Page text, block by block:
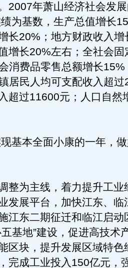
2007年萧山经济社会发
为基数，生产总值增长
长20%；地方财政收入
增长20%左右；全社会
消费品零售总额增长
居民人均可支配收入超
超过11600元；人口自然
本全面小康的一年，做
主线，着力提升工业
发展平台，加快江东、临
江东二期征迁和临江启动
基地”建设，促进高技术
区块，提升发展区域特色
完成工业投入150亿元，